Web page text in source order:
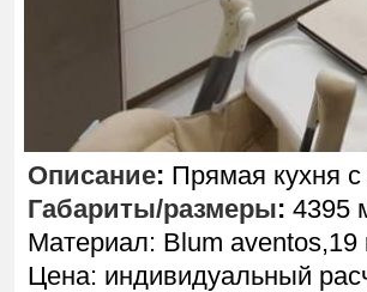
Описание: Прямая кухня
Габариты/размеры: 4395
Материал: Blum aventos,19
Цена: индивидуальный